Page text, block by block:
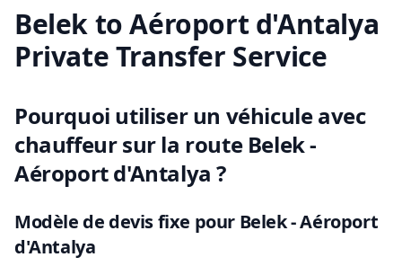
Belek to Aéroport d'Antalya
Private Transfer Service
Pourquoi utiliser un véhicule avec
chauffeur sur la route Belek -
Aéroport d'Antalya ?
Modèle de devis fixe pour Belek - Aéroport
d'Antalya